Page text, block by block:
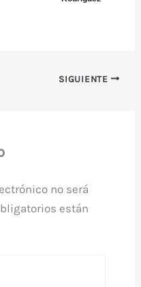
SIGUIENTE
no será
están